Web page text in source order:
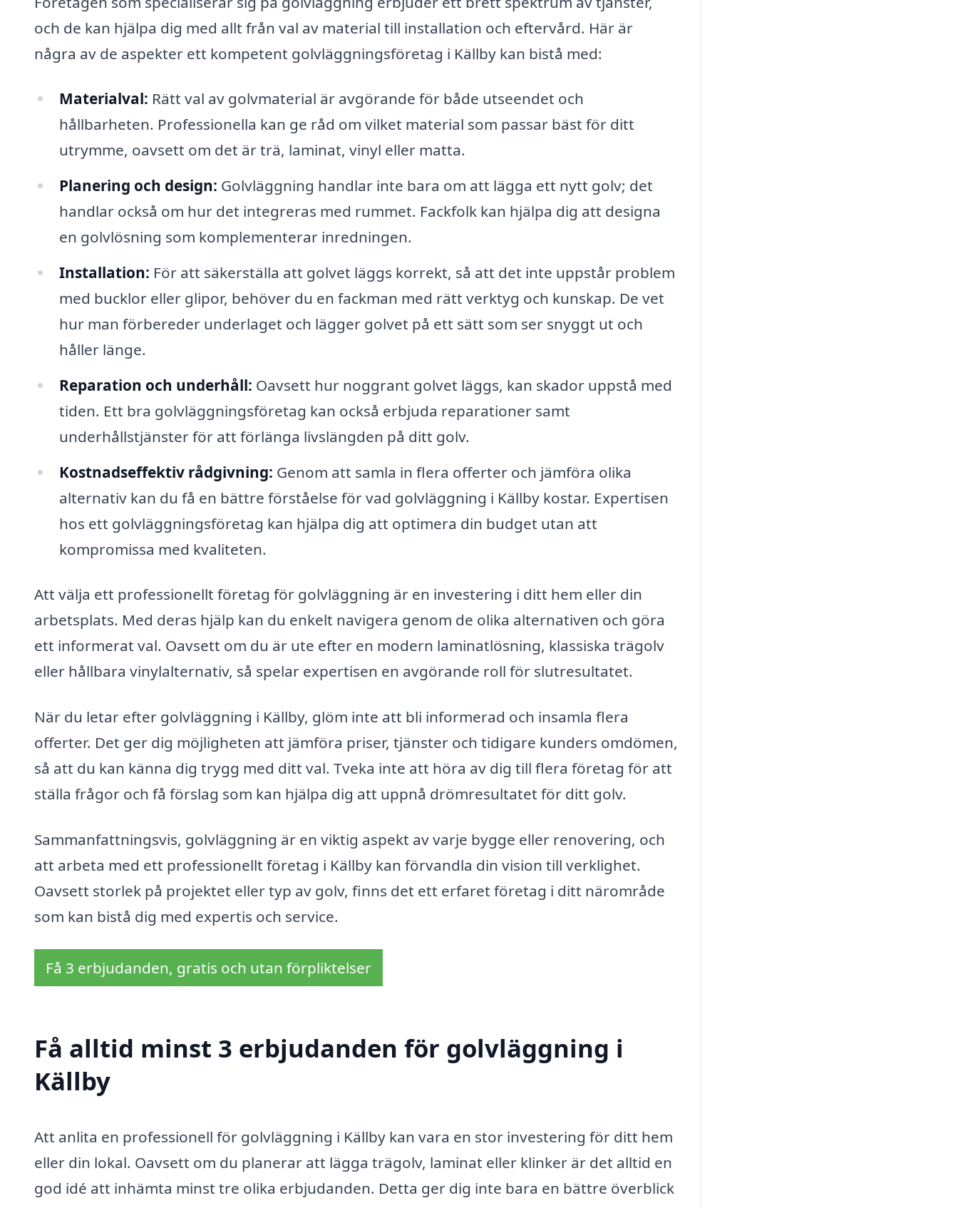
och de kan hjälpa dig med allt från val av material till installation och eftervård. Här är
några av de aspekter ett kompetent golvläggningsföretag i Källby kan bistå med:
Materialval: Rätt val av golvmaterial är avgörande för både utseendet och
hållbarheten. Professionella kan ge råd om vilket material som passar bäst för ditt
utrymme, oavsett om det är trä, laminat, vinyl eller matta.
Planering och design: Golvläggning handlar inte bara om att lägga ett nytt golv; det
handlar också om hur det integreras med rummet. Fackfolk kan hjälpa dig att designa
en golvlösning som komplementerar inredningen.
Installation: För att säkerställa att golvet läggs korrekt, så att det inte uppstår problem
med bucklor eller glipor, behöver du en fackman med rätt verktyg och kunskap. De vet
hur man förbereder underlaget och lägger golvet på ett sätt som ser snyggt ut och
håller länge.
Reparation och underhåll: Oavsett hur noggrant golvet läggs, kan skador uppstå med
tiden. Ett bra golvläggningsföretag kan också erbjuda reparationer samt
underhållstjänster för att förlänga livslängden på ditt golv.
Kostnadseffektiv rådgivning: Genom att samla in flera offerter och jämföra olika
alternativ kan du få en bättre förståelse för vad golvläggning i Källby kostar. Expertisen
hos ett golvläggningsföretag kan hjälpa dig att optimera din budget utan att
kompromissa med kvaliteten.
Att välja ett professionellt företag för golvläggning är en investering i ditt hem eller din
arbetsplats. Med deras hjälp kan du enkelt navigera genom de olika alternativen och göra
ett informerat val. Oavsett om du är ute efter en modern laminatlösning, klassiska trägolv
eller hållbara vinylalternativ, så spelar expertisen en avgörande roll för slutresultatet.
När du letar efter golvläggning i Källby, glöm inte att bli informerad och insamla flera
offerter. Det ger dig möjligheten att jämföra priser, tjänster och tidigare kunders omdömen,
så att du kan känna dig trygg med ditt val. Tveka inte att höra av dig till flera företag för att
ställa frågor och få förslag som kan hjälpa dig att uppnå drömresultatet för ditt golv.
Sammanfattningsvis, golvläggning är en viktig aspekt av varje bygge eller renovering, och
att arbeta med ett professionellt företag i Källby kan förvandla din vision till verklighet.
Oavsett storlek på projektet eller typ av golv, finns det ett erfaret företag i ditt närområde
som kan bistå dig med expertis och service.
Få 3 erbjudanden, gratis och utan förpliktelser
Få alltid minst 3 erbjudanden för golvläggning i
Källby
Att anlita en professionell för golvläggning i Källby kan vara en stor investering för ditt hem
eller din lokal. Oavsett om du planerar att lägga trägolv, laminat eller klinker är det alltid en
god idé att inhämta minst tre olika erbjudanden. Detta ger dig inte bara en bättre överblick